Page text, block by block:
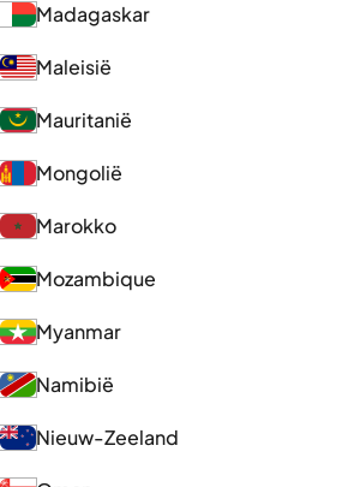
Madagaskar
Maleisië
Mauritanië
Mongolië
Marokko
Mozambique
Myanmar
Namibië
Nieuw-Zeeland